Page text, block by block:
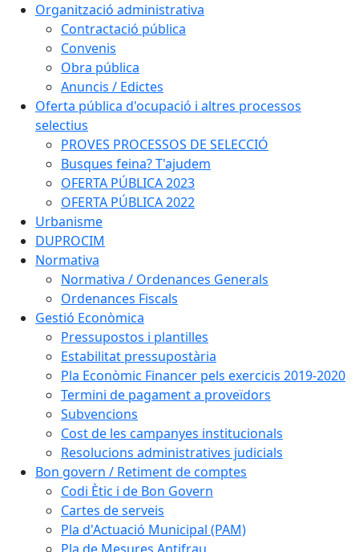
Organització administrativa
Contractació pública
Convenis
Obra pública
Anuncis / Edictes
Oferta pública d'ocupació i altres processos
selectius
PROVES PROCESSOS DE SELECCIÓ
Busques feina? T'ajudem
OFERTA PÚBLICA 2023
OFERTA PÚBLICA 2022
Urbanisme
DUPROCIM
Normativa
Normativa / Ordenances Generals
Ordenances Fiscals
Gestió Econòmica
Pressupostos i plantilles
Estabilitat pressupostària
Pla Econòmic Financer pels exercicis 2019-2020
Termini de pagament a proveïdors
Subvencions
Cost de les campanyes institucionals
Resolucions administratives judicials
Bon govern / Retiment de comptes
Codi Ètic i de Bon Govern
Cartes de serveis
Pla d'Actuació Municipal (PAM)